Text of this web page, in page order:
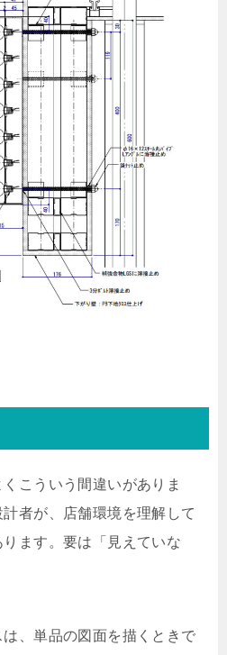
こういう間違いがありま
者が、店舗環境を理解して
ます。要は「見えていな
、単品の図面を描くときで